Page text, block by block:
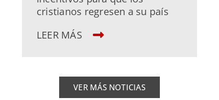
cristianos regresen a su país
LEER MÁS
VER MÁS NOTICIAS